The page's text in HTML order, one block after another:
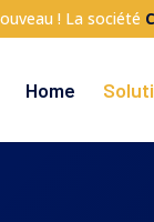
! La société
Home